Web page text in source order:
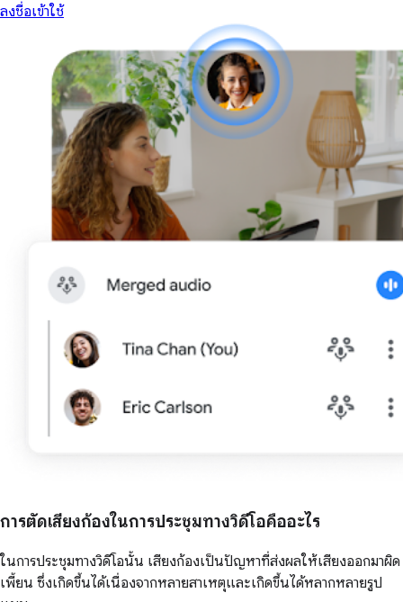
ลงชื่อเข้าใช้
การตัดเสียงก้องในการประชุมทางวิดีโอคืออะไร
ในการประชุมทางวิดีโอนั้น เสียงก้องเป็นปัญหาที่ส่งผลให้เสียงออกมาผิด
เพี้ยน ซึ่งเกิดขึ้นได้เนื่องจากหลายสาเหตุและเกิดขึ้นได้หลากหลายรูป